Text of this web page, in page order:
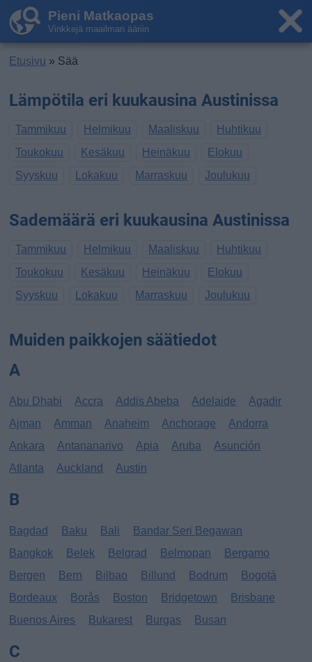
Pieni Matkaopas
Vinkkejä maailman ääriin
Etusivu » Sää
Lämpötila eri kuukausina Austinissa
Tammikuu Helmikuu Maaliskuu
Huhtikuu
Toukokuu
Kesäkuu Heinäkuu
Elokuu
Syyskuu
Lokakuu Marraskuu Joulukuu
Sademäärä eri kuukausina Austinissa
Tammikuu Helmikuu Maaliskuu
Huhtikuu
Toukokuu
Kesäkuu Heinäkuu
Elokuu
Syyskuu
Lokakuu Marraskuu Joulukuu
Muiden paikkojen säätiedot
A
Abu Dhabi Accra Addis Abeba Adelaide
Agadir
Ajman
Amman Anaheim Anchorage
Andorra
Ankara
Antananarivo Apia Aruba
Asunción
Atlanta
Auckland Austin
B
Bagdad Baku Bali
Bandar Seri Begawan
Bangkok
Belek Belgrad Belmopan
Bergamo
Bergen
Bern Bilbao Billund Bodrum
Bogotá
Bordeaux
Borås Boston Bridgetown
Brisbane
Buenos Aires
Bukarest Burgas Busan
C